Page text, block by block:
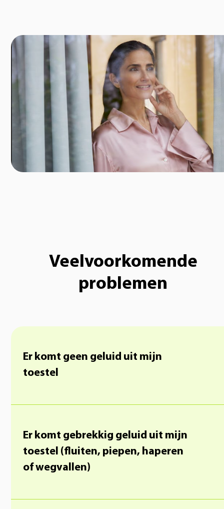
Veelvoorkomende
problemen
Er komt geen geluid uit mijn
toestel
Er komt gebrekkig geluid uit mijn
toestel (fluiten, piepen, haperen
of wegvallen)